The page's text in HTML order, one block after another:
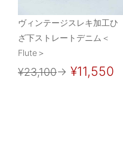
ヴィンテージスレキ加工ひ
ざ下ストレートデニム＜
Flute＞
¥23,100→ ¥11,550